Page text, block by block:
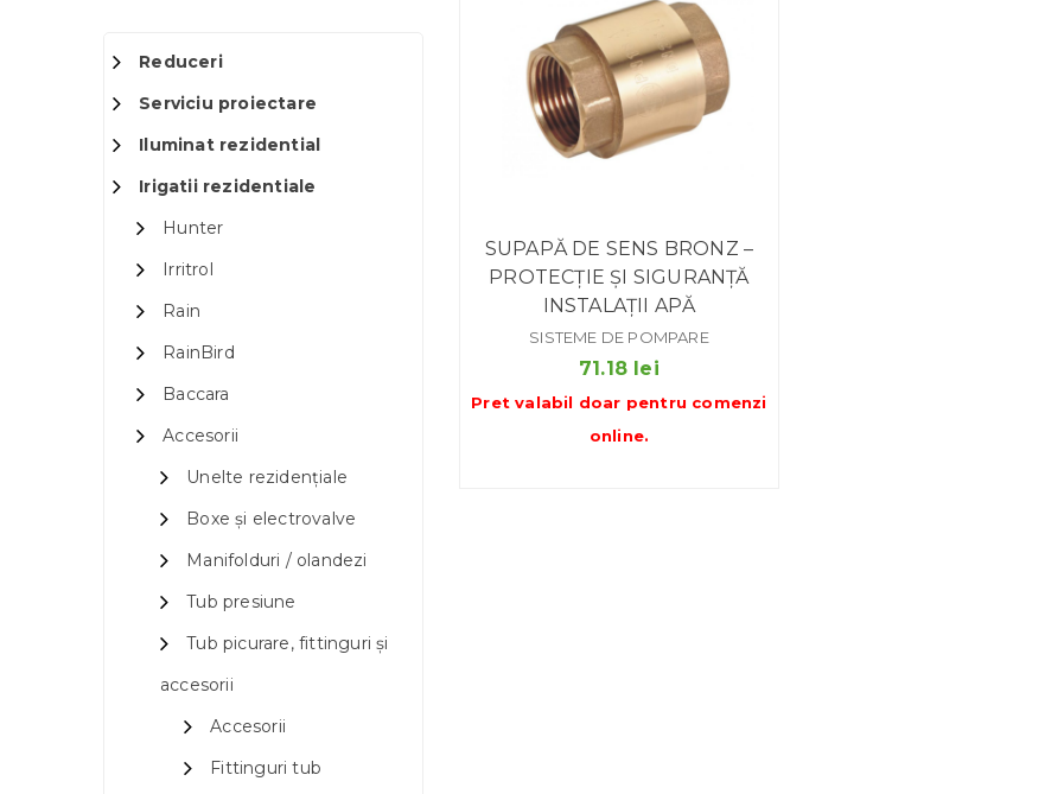
Reduceri
Serviciu proiectare
Iluminat rezidential
Irigatii rezidentiale
Hunter
Irritrol
Rain
RainBird
Baccara
Accesorii
Unelte rezidențiale
Boxe și electrovalve
Manifolduri / olandezi
Tub presiune
Tub picurare, fittinguri și
accesorii
Accesorii
Fittinguri tub
SUPAPĂ DE SENS BRONZ –
PROTECȚIE ȘI SIGURANȚĂ
INSTALAȚII APĂ
SISTEME DE POMPARE
71.18 lei
Pret valabil doar pentru comenzi
online.